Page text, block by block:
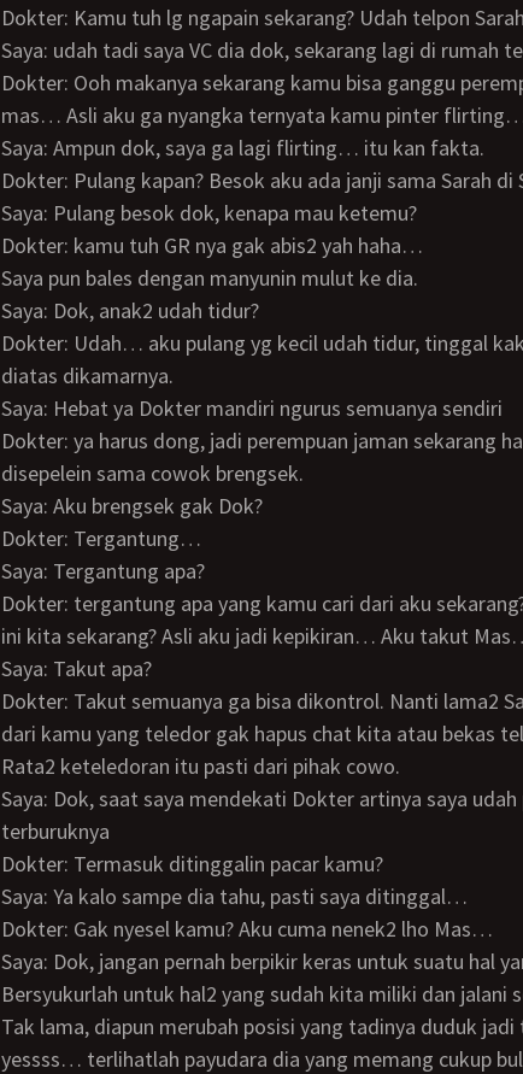
Dokter: Kamu tuh lg ngapain sekarang? Udah telpon
Saya: udah tadi saya VC dia dok, sekarang lagi di rumah
Dokter: Ooh makanya sekarang kamu bisa ganggu perempuan lain yah? Bandel kamu
mas… Asli aku ga nyangka ternyata kamu pinter
Saya: Ampun dok, saya ga lagi flirting… itu kan fakta.
Dokter: Pulang kapan? Besok aku ada janji sama Sarah di
Saya: Pulang besok dok, kenapa mau ketemu?
Dokter: kamu tuh GR nya gak abis2 yah haha…
Saya pun bales dengan manyunin mulut ke dia.
Saya: Dok, anak2 udah tidur?
Dokter: Udah… aku pulang yg kecil udah tidur, tinggal kakaknya, sekarang dia lagi
diatas dikamarnya.
Saya: Hebat ya Dokter mandiri ngurus semuanya sendiri
Dokter: ya harus dong, jadi perempuan jaman sekarang harus tangguh biar gak
disepelein sama cowok brengsek.
Saya: Aku brengsek gak Dok?
Dokter: Tergantung…
Saya: Tergantung apa?
Dokter: tergantung apa yang kamu cari dari aku sekarang? Kenapa jadi bisa senekat
ini kita sekarang? Asli aku jadi kepikiran… Aku takut
Saya: Takut apa?
Dokter: Takut semuanya ga bisa dikontrol. Nanti lama2 Sarah takutnya tahu, entah
dari kamu yang teledor gak hapus chat kita atau bekas
Rata2 keteledoran itu pasti dari pihak cowo.
Saya: Dok, saat saya mendekati Dokter artinya saya udah pertimbangkan resiko
terburuknya
Dokter: Termasuk ditinggalin pacar kamu?
Saya: Ya kalo sampe dia tahu, pasti saya ditinggal…
Dokter: Gak nyesel kamu? Aku cuma nenek2 lho Mas…
Saya: Dok, jangan pernah berpikir keras untuk suatu hal yang belum terjadi.
Bersyukurlah untuk hal2 yang sudah kita miliki dan jalani
Tak lama, diapun merubah posisi yang tadinya duduk jadi tiduran diatas bantal dan
yessss… terlihatlah payudara dia yang memang cukup